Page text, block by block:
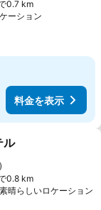
0.7 km
ーション
料金を表示
加
ル
0.8 km
晴らしいロケーション